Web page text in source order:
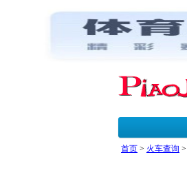
首页 > 火车查询 >